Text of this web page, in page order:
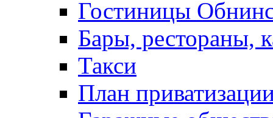
Гостиницы
Бары, рестораны,
Такси
План